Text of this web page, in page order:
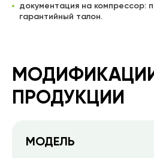
документация на компрессор:
гарантийный талон.
ПРОДУКЦИИ
МОДЕЛЬ